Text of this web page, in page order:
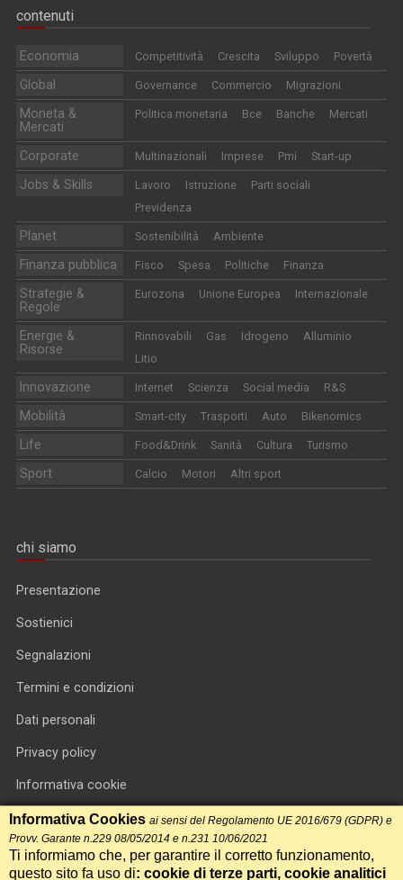
contenuti
Economia Competitività Crescita Sviluppo Povertà
Global Governance Commercio Migrazioni
Moneta &
Mercati
Politica monetaria Bce Banche Mercati
Corporate Multinazionali Imprese Pmi Start-up
Jobs & Skills Lavoro Istruzione
Parti sociali
Previdenza
Planet Sostenibilità Ambiente
Finanza pubblica Fisco Spesa Politiche Finanza
Strategie &
Regole
Eurozona Unione Europea Internazionale
Energie &
Risorse
Rinnovabili Gas Idrogeno
Alluminio
Litio
Innovazione Internet Scienza Social media R&S
Mobilità Smart-city Trasporti Auto Bikenomics
Life Food&Drink Sanità Cultura Turismo
Sport Calcio Motori Altri sport
chi siamo
Presentazione
Sostienici
Segnalazioni
Termini e condizioni
Dati personali
Privacy policy
Informativa cookie
RSS feed
RSS Top News
Informativa Cookies ai sensi del Regolamento UE 2016/679 (GDPR) e
Provv. Garante n.229 08/05/2014 e n.231 10/06/2021
Ti informiamo che, per garantire il corretto funzionamento,
questo sito fa uso di: cookie di terze parti, cookie analitici